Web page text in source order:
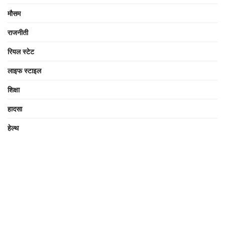
मौसम
राजनीती
रियल स्टेट
लाइफ स्टाइल
शिक्षा
हादसा
हेल्थ